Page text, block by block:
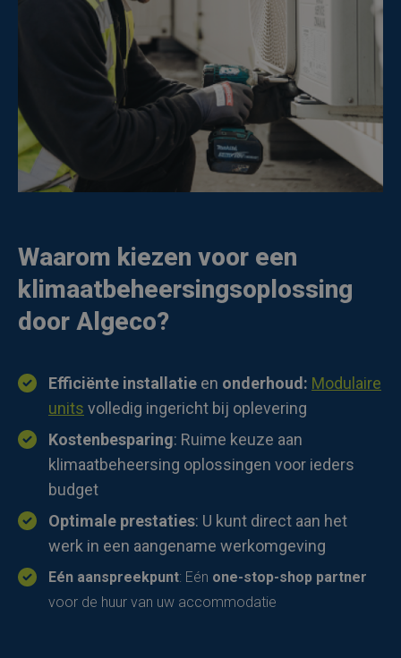
Waarom kiezen voor een
klimaatbeheersingsoplossing
door Algeco?
Efficiënte installatie en onderhoud: Modulaire
units volledig ingericht bij oplevering
Kostenbesparing: Ruime keuze aan
klimaatbeheersing oplossingen voor ieders
budget
Optimale prestaties: U kunt direct aan het
werk in een aangename werkomgeving
Eén aanspreekpunt: Eén one-stop-shop partner
voor de huur van uw accommodatie